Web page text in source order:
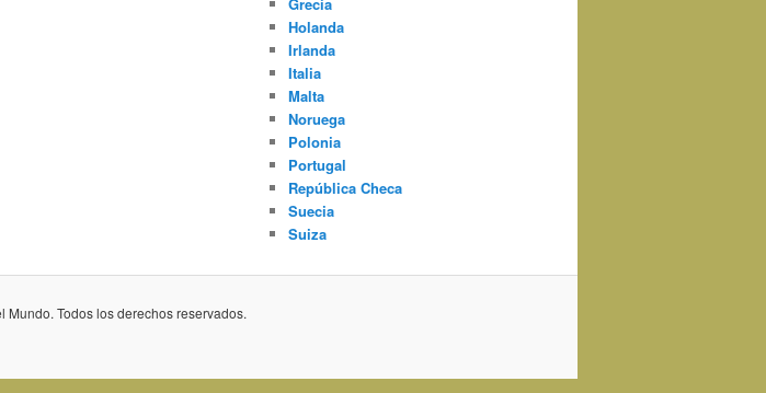
Holanda
Irlanda
Italia
Malta
Noruega
Polonia
Portugal
República Checa
Suecia
Suiza
Todos los derechos reservados.